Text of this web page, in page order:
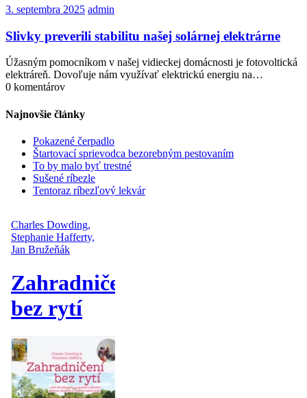
3. septembra 20253.
2025
admin
Slivky preverili stabilitu našej solárnej elektrárne
Úžasným pomocníkom v našej vidieckej domácnosti je fotovoltická
elektráreň. Dovoľuje nám využívať elektrickú energiu na…
0 komentárov
Najnovšie články
Pokazené čerpadlo
Štartovací sprievodca bezorebným pestovaním
To by malo byť trestné
Sušené ríbezle
Tentoraz ríbezľový lekvár